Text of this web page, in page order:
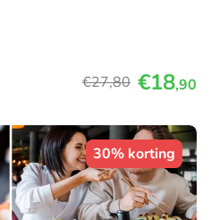
€27,80 €18,90
30% korting